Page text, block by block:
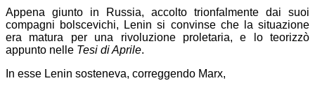
Appena giunto in Russia, accolto trionfalmente dai suoi
compagni bolscevichi, Lenin si convinse che la situazione
era matura per una rivoluzione proletaria, e lo teorizzò
appunto nelle Tesi di Aprile.
In esse Lenin sosteneva, correggendo Marx,